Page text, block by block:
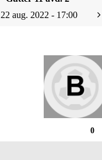
22 aug. 2022 - 17:00
0